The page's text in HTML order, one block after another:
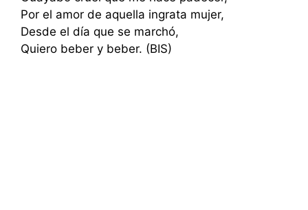
Por el amor de aquella ingrata mujer,
Desde el día que se marchó,
Quiero beber y beber. (BIS)